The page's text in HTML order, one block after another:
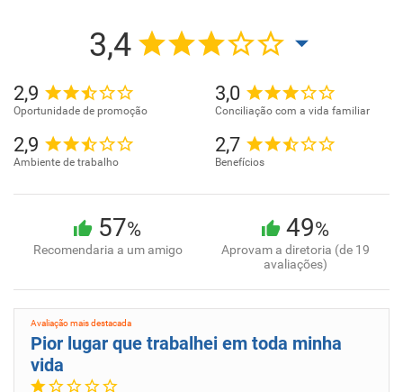
3,4
2,9
Oportunidade de promoção
3,0
Conciliação com a vida familiar
2,9
Ambiente de trabalho
2,7
Benefícios
57%
Recomendaria a um amigo
49%
Aprovam a diretoria (de 19
avaliações)
Avaliação mais destacada
Pior lugar que trabalhei em toda minha
vida